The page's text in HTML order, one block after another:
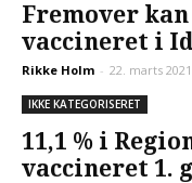
Fremover
vaccineret i
Rikke Holm - 22. marts 2021
IKKE KATEGORISERET
11,1 % i
vaccineret 1.